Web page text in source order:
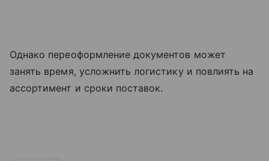
Однако переоформление документов может
занять время, усложнить логистику и повлиять на
ассортимент и сроки поставок.